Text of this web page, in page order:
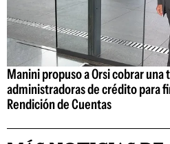
Manini propuso a Orsi cobrar una
administradoras de crédito para
Rendición de Cuentas